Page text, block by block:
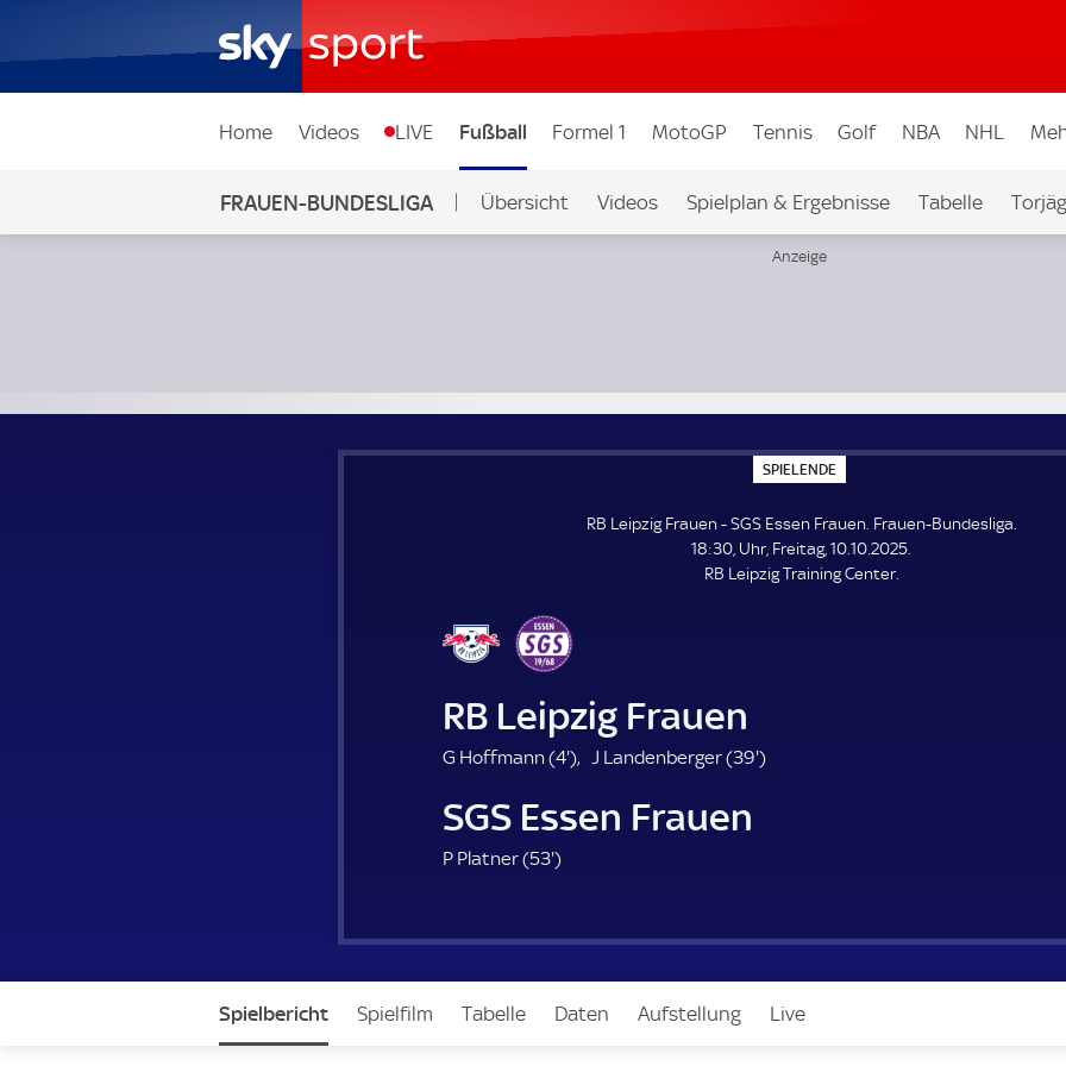
Home Videos LIVE Fußball Formel 1 MotoGP Tennis Golf NBA NHL
FRAUEN-BUNDESLIGA Übersicht Videos Spielplan & Ergebnisse Tabelle
SPIELENDE
P
E
L
E
N
RB Leipzig Frauen - SGS Essen Frauen. Frauen-Bundesliga.
18:30, Uhr, Freitag, 10.10.2025.
RB Leipzig Training Center.
RB Leipzig Frauen
G Hoffmann (4'4
m
i
e
) J Landenberger (39'3
t
)
SGS Essen Frauen
P Platner (53'5
m
n
u
)
Spielbericht Spielfilm Tabelle Daten Aufstellung Live